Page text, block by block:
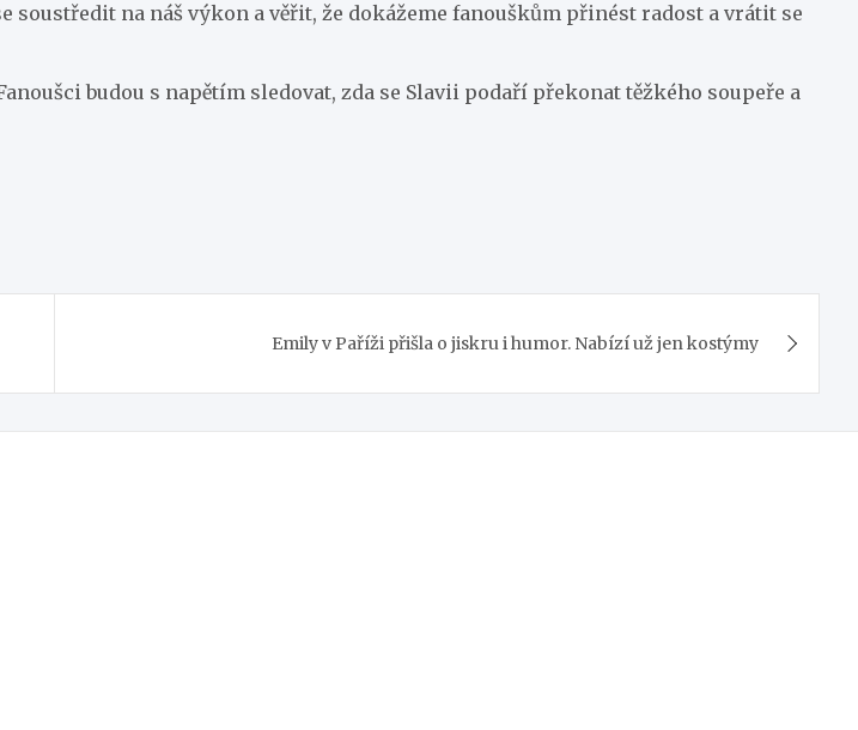
soustředit na náš výkon a věřit, že dokážeme fanouškům přinést radost a vrátit se
budou s napětím sledovat, zda se Slavii podaří překonat těžkého soupeře a
Emily v Paříži přišla o jiskru i humor. Nabízí už jen kostýmy